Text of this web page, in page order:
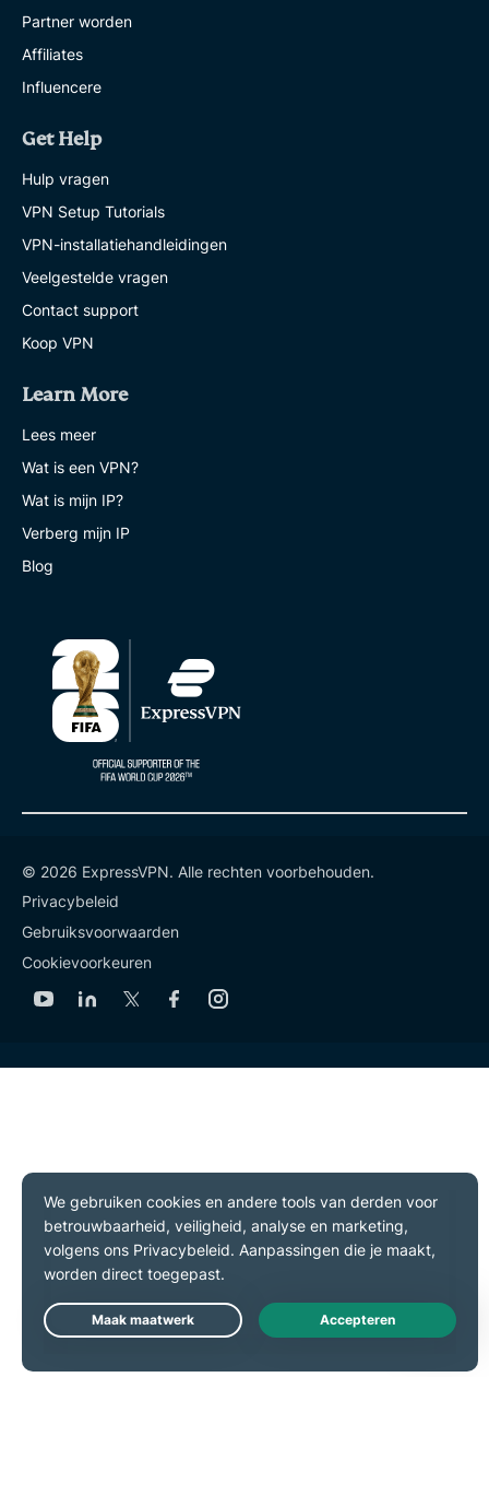
Partner worden
Affiliates
Influencere
Get Help
Hulp vragen
VPN Setup Tutorials
VPN-installatiehandleidingen
Veelgestelde vragen
Contact support
Koop VPN
Learn More
Lees meer
Wat is een VPN?
Wat is mijn IP?
Verberg mijn IP
Blog
© 2026 ExpressVPN. Alle rechten voorbehouden.
Privacybeleid
Gebruiksvoorwaarden
Cookievoorkeuren
Live Chat